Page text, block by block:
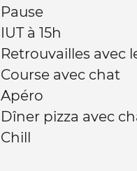
Pause
IUT à 15h
Retrouvailles avec
Course avec chat
Apéro
Dîner pizza avec
Chill